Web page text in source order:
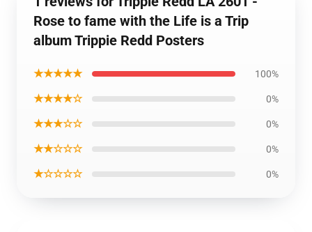
Rose to fame with the Life is a Trip
album Trippie Redd Posters
★★★★★ 100%
★★★★☆ 0%
★★★☆☆ 0%
★★☆☆☆ 0%
★☆☆☆☆ 0%